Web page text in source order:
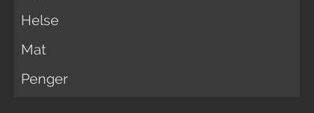
Helse
Mat
Penger